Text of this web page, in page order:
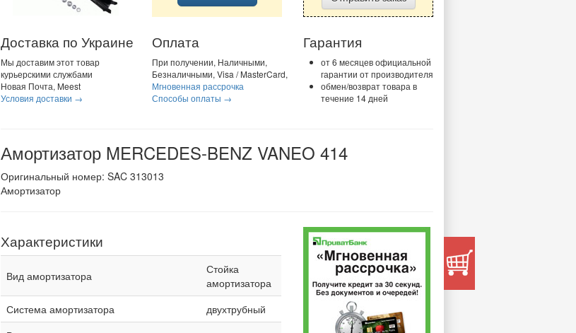
Доставка по Украине
Мы доставим этот товар
курьерскими службами
Новая Почта, Meest
Условия доставки →
Оплата
При получении, Наличными,
Безналичными, Visa / MasterCard,
Мгновенная рассрочка
Способы оплаты →
Гарантия
от 6 месяцев официальной
гарантии от производителя
обмен/возврат товара в
течение 14 дней
Амортизатор MERCEDES-BENZ VANEO 414
Оригинальный номер: SAC 313013
Амортизатор
Характеристики
Вид амортизатора
Стойка
амортизатора
Система амортизатора
двухтрубный